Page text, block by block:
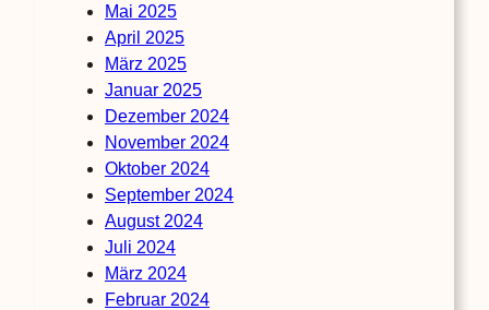
Mai 2025
April 2025
März 2025
Januar 2025
Dezember 2024
November 2024
Oktober 2024
September 2024
August 2024
Juli 2024
März 2024
Februar 2024